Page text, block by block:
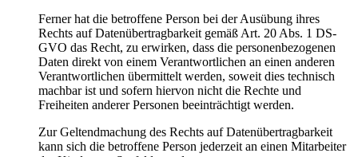
Ferner hat die betroffene Person bei der Ausübung ihres
Rechts auf Datenübertragbarkeit gemäß Art. 20 Abs. 1 DS-
GVO das Recht, zu erwirken, dass die personenbezogenen
Daten direkt von einem Verantwortlichen an einen anderen
Verantwortlichen übermittelt werden, soweit dies technisch
machbar ist und sofern hiervon nicht die Rechte und
Freiheiten anderer Personen beeinträchtigt werden.
Zur Geltendmachung des Rechts auf Datenübertragbarkeit
kann sich die betroffene Person jederzeit an einen Mitarbeiter